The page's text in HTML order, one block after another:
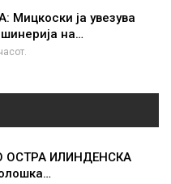
ја увезува
на…
ОСТРА ИЛИНДЕНСКА